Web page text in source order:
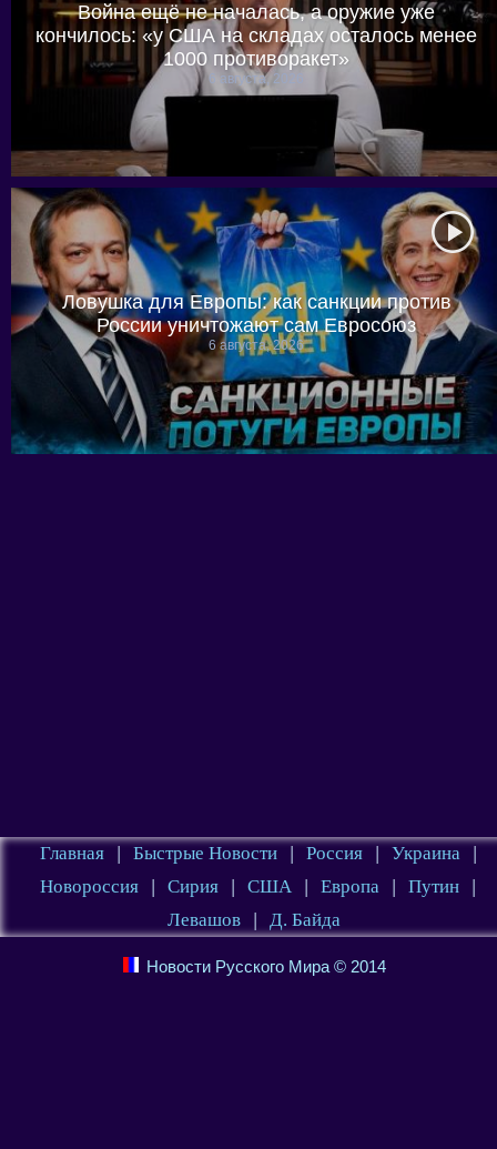
Война ещё не началась, а оружие уже
кончилось: «у США на складах осталось менее
1000 противоракет»
6 августа, 2026
Ловушка для Европы: как санкции против
России уничтожают сам Евросоюз
6 августа, 2026
Главная | Быстрые Новости | Россия | Украина
|
Новороссия
| Сирия | США | Европа | Путин
|
Левашов
| Д. Байда
Новости Русского Мира © 2014